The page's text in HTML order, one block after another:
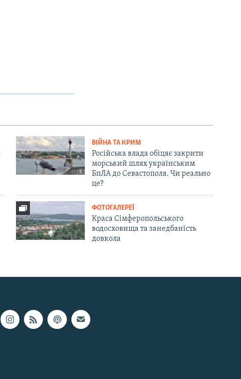
ВІЙНА ТА КРИМ
Російська влада обіцяє закрити
морський шлях українським
БпЛА до Севастополя. Чи реально
це?
ФОТОГАЛЕРЕЇ
Краса Сімферопольського
водосховища та занедбаність
довкола